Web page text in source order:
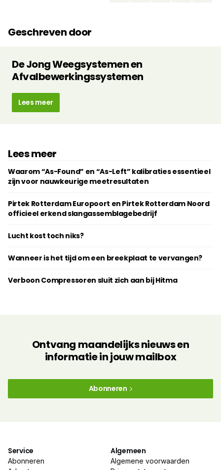
Geschreven door
De Jong Weegsystemen en
Afvalbewerkingssystemen
Lees meer
Lees meer
Waarom “As-Found” en “As-Left” kalibraties essentieel
zijn voor nauwkeurige meetresultaten
Pirtek Rotterdam Europoort en Pirtek Rotterdam Noord
officieel erkend slangassemblagebedrijf
Lucht kost toch niks?
Wanneer is het tijd om een breekplaat te vervangen?
Verboon Compressoren sluit zich aan bij Hitma
Ontvang maandelijks nieuws en
informatie in jouw mailbox
Abonneren
Service
Abonneren
Algemeen
Algemene voorwaarden